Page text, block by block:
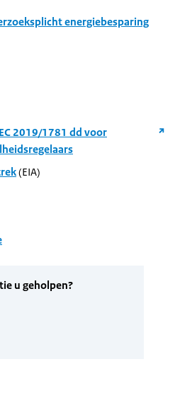
energiebesparing
2019/1781 dd voor
(EIA)